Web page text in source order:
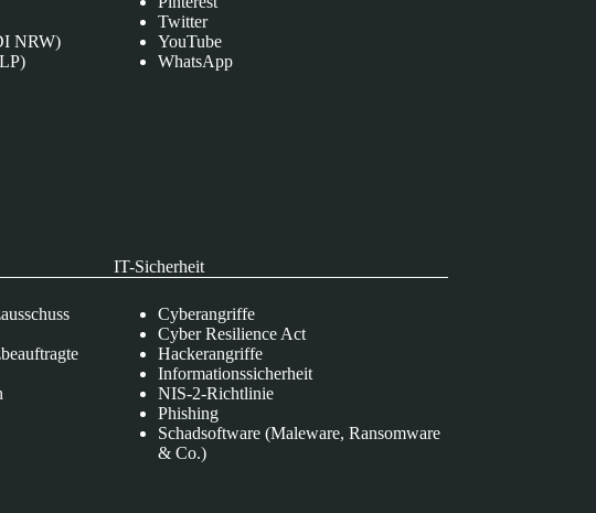
NRW)
Twitter
YouTube
WhatsApp
IT-Sicherheit
Cyberangriffe
Cyber Resilience Act
Hackerangriffe
Informationssicherheit
NIS-2-Richtlinie
Phishing
Schadsoftware (Maleware, Ransomware
& Co.)